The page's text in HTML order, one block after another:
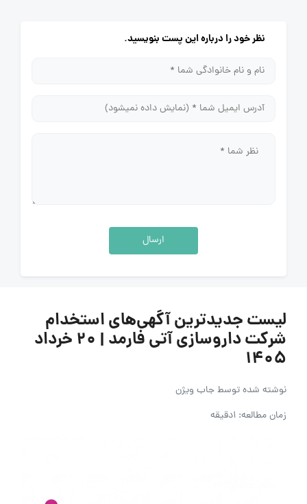
نظر خود را درباره این پست بنویسید.
ارسال
لیست جدیدترین آگهی‌های استخدام
شرکت داروسازی آتی فارمد | ۲۰ خرداد
۱۴۰۵
نوشته شده توسطجاب ویژن
زمان مطالعه: 1دقیقه